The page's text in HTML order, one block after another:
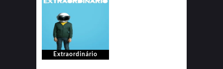
Extraordinário